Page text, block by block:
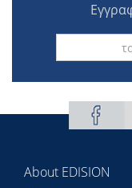
About EDISION